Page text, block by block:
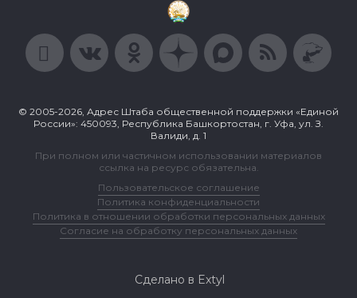
© 2005-2026, Адрес Штаба общественной поддержки «Единой
России»: 450093, Республика Башкортостан, г. Уфа, ул. З.
Валиди, д. 1
При полном или частичном использовании материалов
ссылка на ресурс обязательна.
Пользовательское соглашение
Политика конфиденциальности
Политика в отношении обработки персональных данных
Согласие на обработку персональных данных
Сделано в Extyl